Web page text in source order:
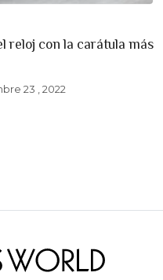
reloj con la carátula más
23 , 2022